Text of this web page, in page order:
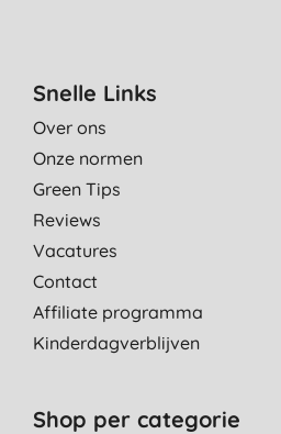
Snelle Links
Over ons
Onze normen
Green Tips
Reviews
Vacatures
Contact
Affiliate programma
Kinderdagverblijven
Shop per categorie